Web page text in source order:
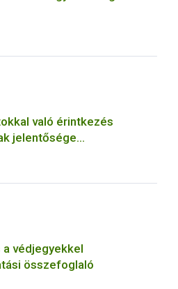
való érintkezés
jelentősége
védjegyekkel
összefoglaló